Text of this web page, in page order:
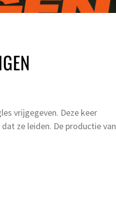
vrijgegeven. Deze keer
ze leiden. De productie van